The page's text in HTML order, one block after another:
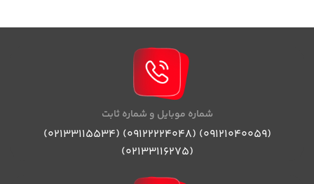
شماره موبایل و شماره ثابت
(09121040059) (09122224048) (02133115534)
(02133116275)